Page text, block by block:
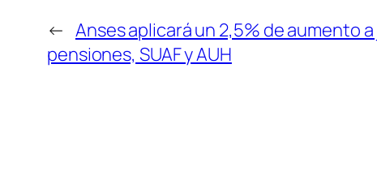
← Anses aplicará un 2,5% de aumento
pensiones, SUAF y AUH